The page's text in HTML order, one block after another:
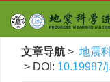
文章导航 > 地震
> DOI: 10.19987/